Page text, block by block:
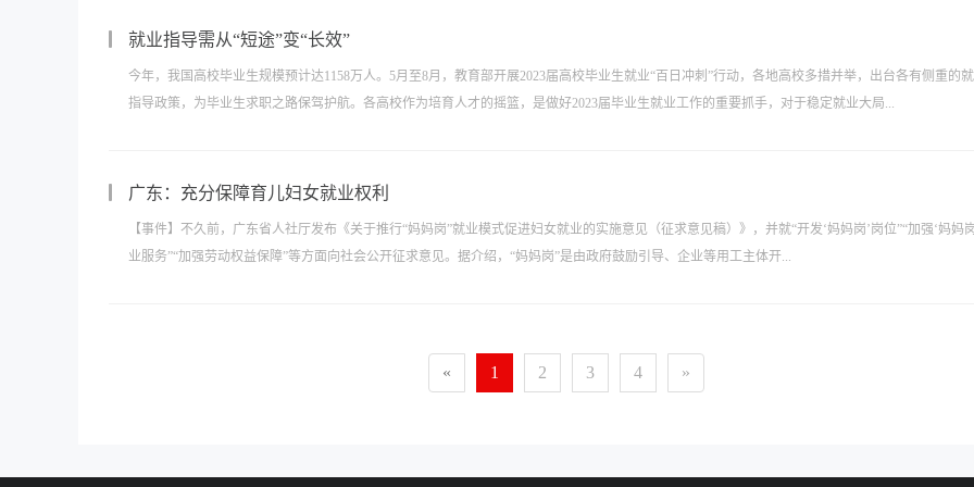
就业指导需从“短途”变“长效”
今年，我国高校毕业生规模预计达1158万人。5月至8月，教育部开展2023届高校毕业生就业“百日冲刺”行动，各地高校多措并举，出台各有侧重的
指导政策，为毕业生求职之路保驾护航。各高校作为培育人才的摇篮，是做好2023届毕业生就业工作的重要抓手，对于稳定就业大局...
广东：充分保障育儿妇女就业权利
【事件】不久前，广东省人社厅发布《关于推行“妈妈岗”就业模式促进妇女就业的实施意见（征求意见稿）》，并就“开发‘妈妈岗’岗位”“加强‘妈妈
业服务”“加强劳动权益保障”等方面向社会公开征求意见。据介绍，“妈妈岗”是由政府鼓励引导、企业等用工主体开...
« 1 2 3 4 »